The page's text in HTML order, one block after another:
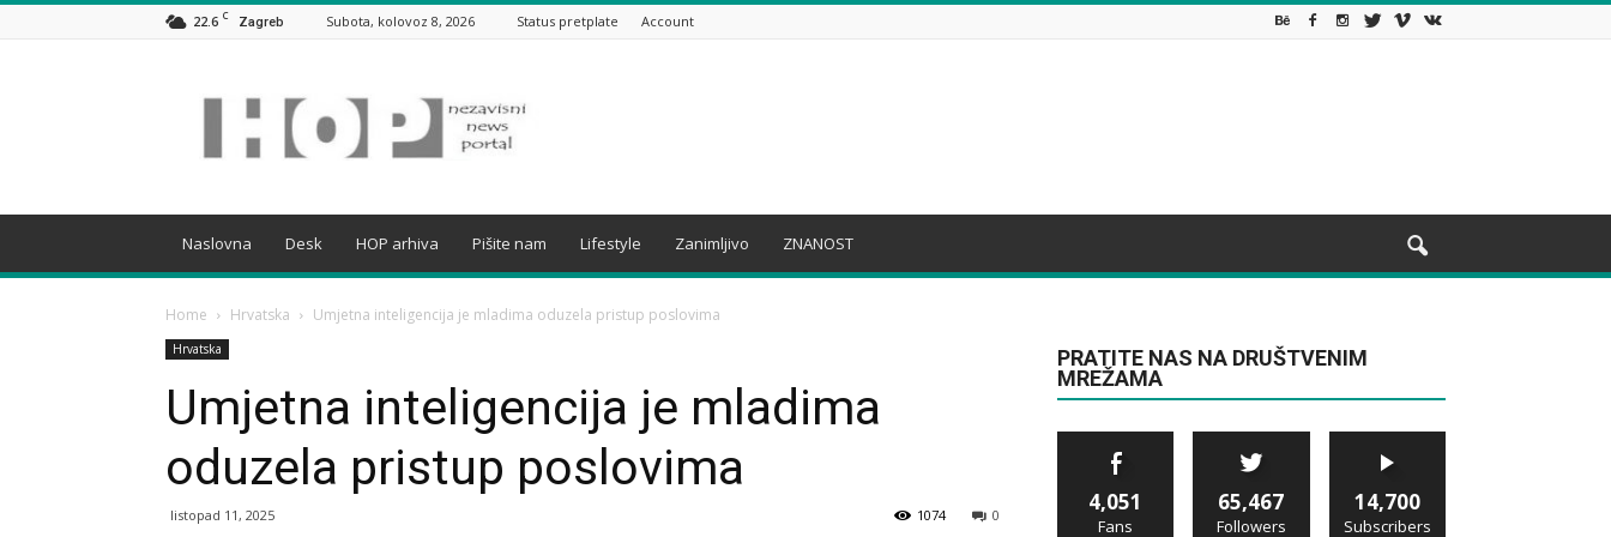
22.6 C Zagreb Subota, kolovoz 8, 2026 Status pretplate Account
Naslovna Desk HOP arhiva Pišite nam Lifestyle Zanimljivo ZNANOST
Home Hrvatska Umjetna inteligencija je mladima oduzela pristup poslovima
Hrvatska
Umjetna inteligencija je mladima
oduzela pristup poslovima
listopad 11, 2025 0
1074
PRATITE NAS NA DRUŠTVENIM
MREŽAMA
4,051
Fans
65,467
Followers
14,700
Subscribers